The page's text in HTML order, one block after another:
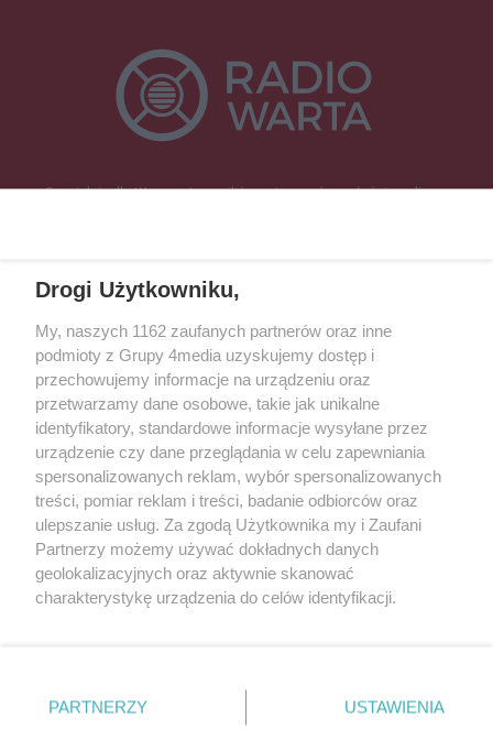
Specjalnie dla Was postanowiliśmy stworzyć rozgłośnię radiową
Śrem, Jarocin, Gniezno, Ostrów Wlkp.).
Kontakt Reklama Patronat
Dane firmowe
Regulamin serwisu i ogłoszeń drobnych
Regulamin konkursów
Polityka prywatności
Przetwarzanie danych osobowych
Zapisz się do newslettera
Dołącz do grona ludzi najlepiej poinformowanych!
Zapisz się »
Drogi Użytkowniku,
My, naszych 1162 zaufanych partnerów oraz inne
podmioty z Grupy 4media uzyskujemy dostęp i
przechowujemy informacje na urządzeniu oraz
przetwarzamy dane osobowe, takie jak unikalne
identyfikatory, standardowe informacje wysyłane przez
urządzenie czy dane przeglądania w celu zapewniania
spersonalizowanych reklam, wybór spersonalizowanych
treści, pomiar reklam i treści, badanie odbiorców oraz
ulepszanie usług. Za zgodą Użytkownika my i Zaufani
Partnerzy możemy używać dokładnych danych
geolokalizacyjnych oraz aktywnie skanować
charakterystykę urządzenia do celów identyfikacji.
zmienić/wycofać klikając przycisk ustawień prywatności
znajdujący się w lewym dolnym rogu strony
. Niektóre
PARTNERZY USTAWIENIA